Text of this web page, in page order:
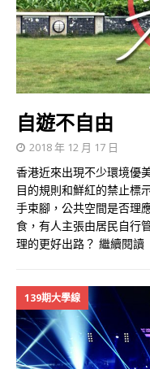
自遊不自由
2018 年 12 月 17 日
香港近來出現不少環境優
目的規則和鮮紅的禁止標
手束腳，公共空間是否理
食，有人主張由居民自行
理的更好出路？ 繼續閱讀
139期大學線